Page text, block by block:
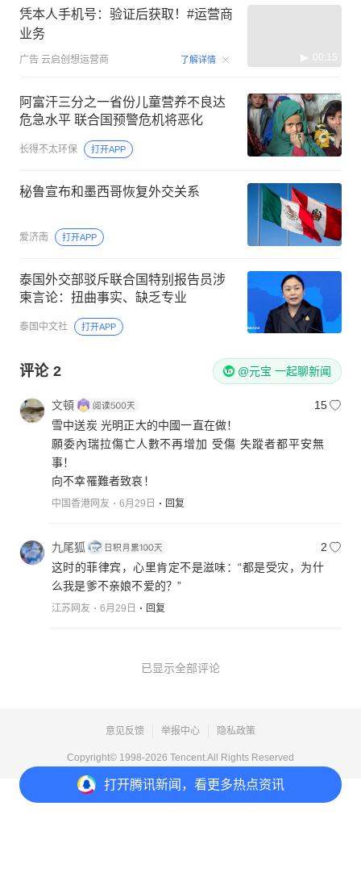
打开腾讯新闻，看更多热点资讯
凭本人手机号：验证后获取！#运营商
业务
广告 云启创想运营商 了解详情 00:15
阿富汗三分之一省份儿童营养不良达
危急水平 联合国预警危机将恶化
长得不太环保 打开APP
秘鲁宣布和墨西哥恢复外交关系
爱济南 打开APP
泰国外交部驳斥联合国特别报告员涉
柬言论：扭曲事实、缺乏专业
泰国中文社 打开APP
评论 2 @元宝 一起聊新闻
文頓
15
雪中送炭 光明正大的中國一直在做！
願委內瑞拉傷亡人數不再增加 受傷 失蹤者都平安無
事！
向不幸罹難者致哀！
中国香港网友 6月29日 回复
九尾狐
2
这时的菲律宾，心里肯定不是滋味：“都是受灾，为什
么我是爹不亲娘不爱的？”
江苏网友 6月29日 回复
已显示全部评论
意见反馈 举报中心 隐私政策
Copyright© 1998-2026 Tencent.All Rights Reserved